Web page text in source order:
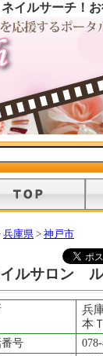
イルサーチ！
兵庫県 > 神戸市
ルサロン
兵
本
号